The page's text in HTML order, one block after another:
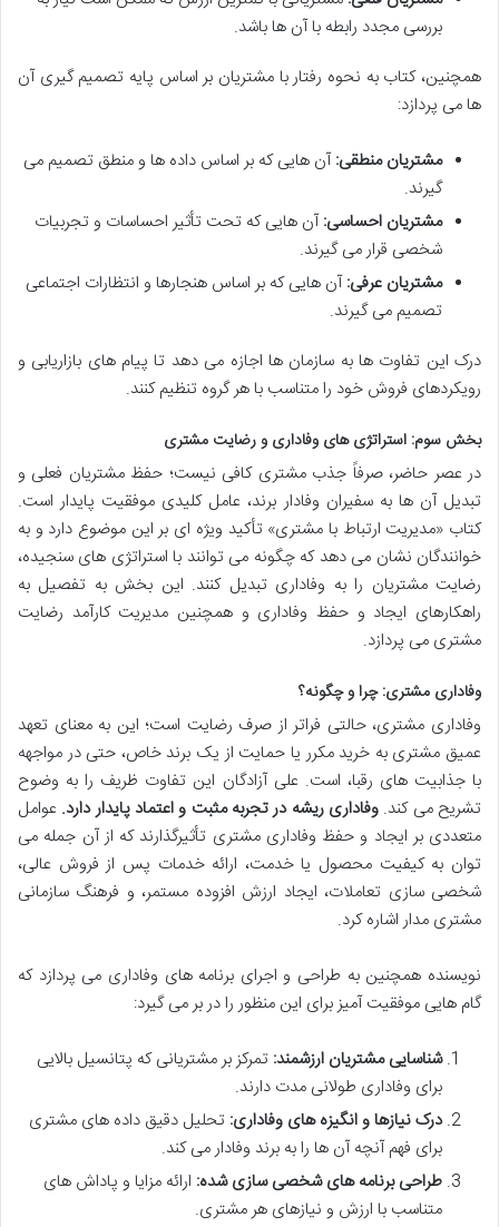
بررسی مجدد رابطه با آن ها باشد.
همچنین، کتاب به نحوه رفتار با مشتریان بر اساس پایه تصمیم گیری آن
ها می پردازد:
مشتریان منطقی:آن هایی که بر اساس داده ها و منطق تصمیم می
گیرند.
مشتریان احساسی:آن هایی که تحت تأثیر احساسات و تجربیات
شخصی قرار می گیرند.
مشتریان عرفی:آن هایی که بر اساس هنجارها و انتظارات اجتماعی
تصمیم می گیرند.
درک این تفاوت ها به سازمان ها اجازه می دهد تا پیام های بازاریابی و
رویکردهای فروش خود را متناسب با هر گروه تنظیم کنند.
بخش سوم: استراتژی های وفاداری و رضایت مشتری
در عصر حاضر، صرفاً جذب مشتری کافی نیست؛ حفظ مشتریان فعلی و
تبدیل آن ها به سفیران وفادار برند، عامل کلیدی موفقیت پایدار است.
کتاب «مدیریت ارتباط با مشتری» تأکید ویژه ای بر این موضوع دارد و به
خوانندگان نشان می دهد که چگونه می توانند با استراتژی های سنجیده،
رضایت مشتریان را به وفاداری تبدیل کنند. این بخش به تفصیل به
راهکارهای ایجاد و حفظ وفاداری و همچنین مدیریت کارآمد رضایت
مشتری می پردازد.
وفاداری مشتری: چرا و چگونه؟
وفاداری مشتری، حالتی فراتر از صرف رضایت است؛ این به معنای تعهد
عمیق مشتری به خرید مکرر یا حمایت از یک برند خاص، حتی در مواجهه
با جذابیت های رقبا، است. علی آزادگان این تفاوت ظریف را به وضوح
تشریح می کند. وفاداری ریشه در تجربه مثبت و اعتماد پایدار دارد. عوامل
متعددی بر ایجاد و حفظ وفاداری مشتری تأثیرگذارند که از آن جمله می
توان به کیفیت محصول یا خدمت، ارائه خدمات پس از فروش عالی،
شخصی سازی تعاملات، ایجاد ارزش افزوده مستمر، و فرهنگ سازمانی
مشتری مدار اشاره کرد.
نویسنده همچنین به طراحی و اجرای برنامه های وفاداری می پردازد که
گام هایی موفقیت آمیز برای این منظور را در بر می گیرد:
شناسایی مشتریان ارزشمند: تمرکز بر مشتریانی که پتانسیل بالایی
برای وفاداری طولانی مدت دارند.
درک نیازها و انگیزه های وفاداری: تحلیل دقیق داده های مشتری
برای فهم آنچه آن ها را به برند وفادار می کند.
طراحی برنامه های شخصی سازی شده: ارائه مزایا و پاداش های
متناسب با ارزش و نیازهای هر مشتری.